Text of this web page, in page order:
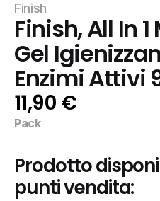
Finish
Finish, All In
Gel
Enzimi Attivi
11,90 €
Pack
Prodotto
punti vendita: